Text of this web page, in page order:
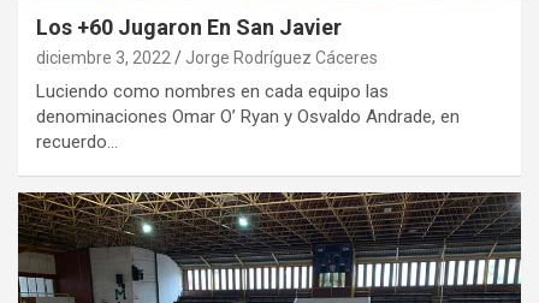
Los +60 Jugaron En San Javier
diciembre 3, 2022 Jorge Rodríguez Cáceres
Luciendo como nombres en cada equipo las
denominaciones Omar O’ Ryan y Osvaldo Andrade, en
recuerdo…